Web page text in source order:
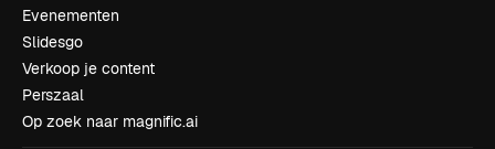
Evenementen
Slidesgo
Verkoop je content
Perszaal
Op zoek naar magnific.ai